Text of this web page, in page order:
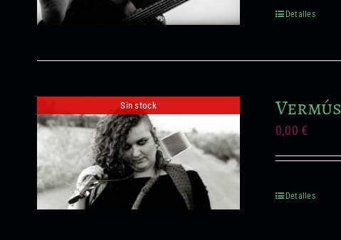
Detalles
Sin stock
0,00 €
Detalles